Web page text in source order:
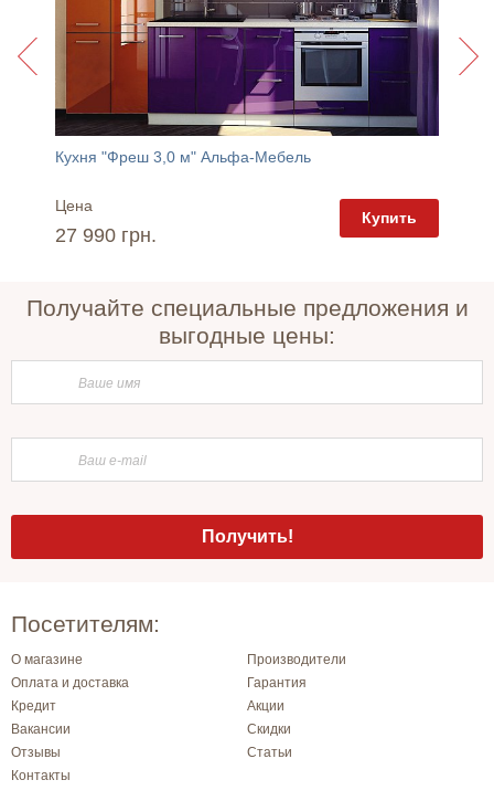
Кухня "Фреш 3,0 м" Альфа-Мебель
Цена
27 990 грн.
Купить
Получайте специальные предложения и
выгодные цены:
Посетителям:
О магазине
Производители
Оплата и доставка
Гарантия
Кредит
Акции
Вакансии
Скидки
Отзывы
Статьи
Контакты